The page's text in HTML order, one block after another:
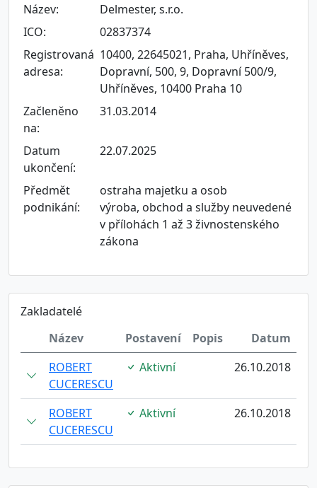
Název:
Delmester, s.r.o.
ICO:
02837374
Registrovaná
adresa:
10400, 22645021, Praha, Uhříněves,
Dopravní, 500, 9, Dopravní 500/9,
Uhříněves, 10400 Praha 10
Začleněno
na:
31.03.2014
Datum
ukončení:
22.07.2025
Předmět
podnikání:
ostraha majetku a osob
výroba, obchod a služby neuvedené
v přílohách 1 až 3 živnostenského
zákona
Zakladatelé
Název
Postavení Popis
Datum
ROBERT
CUCERESCU
Aktivní 26.10.2018
ROBERT
CUCERESCU
Aktivní 26.10.2018